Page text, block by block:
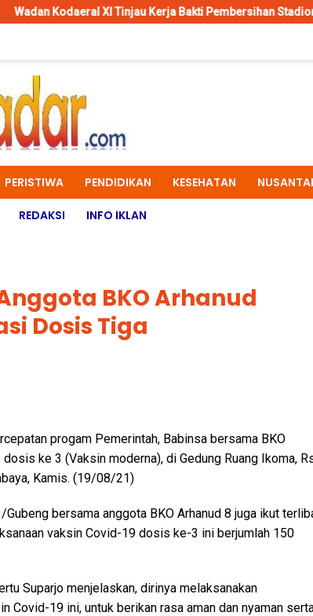
Tinjau Kerja Bakti Pembersihan Stadion Katalpal Merauke,
PERISTIWA PENDIDIKAN KESEHATAN
REDAKSI INFO IKLAN
BKO Arhanud
Dosis Tiga
progam Pemerintah, Babinsa bersama BKO
ke 3 (Vaksin moderna), di Gedung Ruang Ikoma,
Kamis. (19/08/21)
bersama anggota BKO Arhanud 8 juga ikut
vaksin Covid-19 dosis ke-3 ini berjumlah 150
Suparjo menjelaskan, dirinya melaksanakan
Covid-19 ini, untuk berikan rasa aman dan nyaman